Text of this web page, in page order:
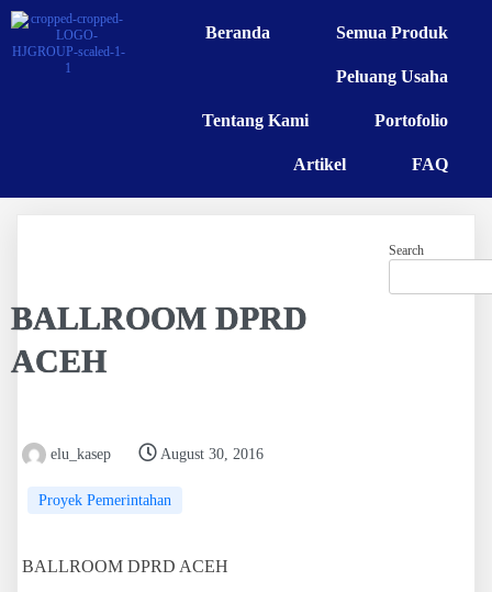
Beranda Semua Produk
Peluang Usaha
Tentang Kami Portofolio
Artikel FAQ
BALLROOM DPRD
ACEH
elu_kasep August 30, 2016
Proyek Pemerintahan
BALLROOM DPRD ACEH
Search